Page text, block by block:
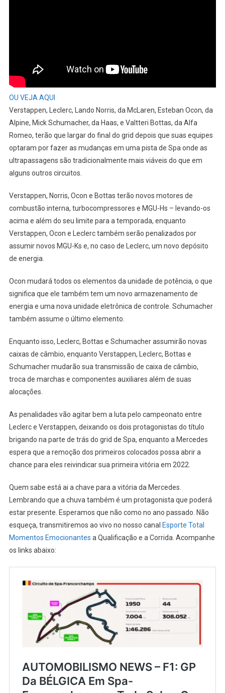
OU VEJA AQUI
Verstappen, Leclerc, Lando Norris, da McLaren, Esteban Ocon, da
Alpine, Mick Schumacher, da Haas, e Valtteri Bottas, da Alfa
Romeo, terão que largar do final do grid depois que suas equipes
optaram por fazer as mudanças em uma pista de Spa onde as
ultrapassagens são tradicionalmente mais viáveis do que em
alguns outros circuitos.
Verstappen, Norris, Ocon e Bottas terão novos motores de
combustão interna, turbocompressores e MGU-Hs – levando-os
acima e além do seu limite para a temporada, enquanto
Verstappen, Ocon e Leclerc também serão penalizados por
assumir novos MGU-Ks e, no caso de Leclerc, um novo depósito
de energia.
Ocon mudará todos os elementos da unidade de potência, o que
significa que ele também tem um novo armazenamento de
energia e uma nova unidade eletrônica de controle. Schumacher
também assume o último elemento.
Enquanto isso, Leclerc, Bottas e Schumacher assumirão novas
caixas de câmbio, enquanto Verstappen, Leclerc, Bottas e
Schumacher mudarão sua transmissão de caixa de câmbio,
troca de marchas e componentes auxiliares além de suas
alocações.
As penalidades vão agitar bem a luta pelo campeonato entre
Leclerc e Verstappen, deixando os dois protagonistas do título
brigando na parte de trás do grid de Spa, enquanto a Mercedes
espera que a remoção dos primeiros colocados possa abrir a
chance para eles reivindicar sua primeira vitória em 2022.
Quem sabe está ai a chave para a vitória da Mercedes.
Lembrando que a chuva também é um protagonista que poderá
estar presente. Esperamos que não como no ano passado. Não
esqueça, transmitiremos ao vivo no nosso canal Esporte Total
Momentos Emocionantes a Qualificação e a Corrida. Acompanhe
os links abaixo: